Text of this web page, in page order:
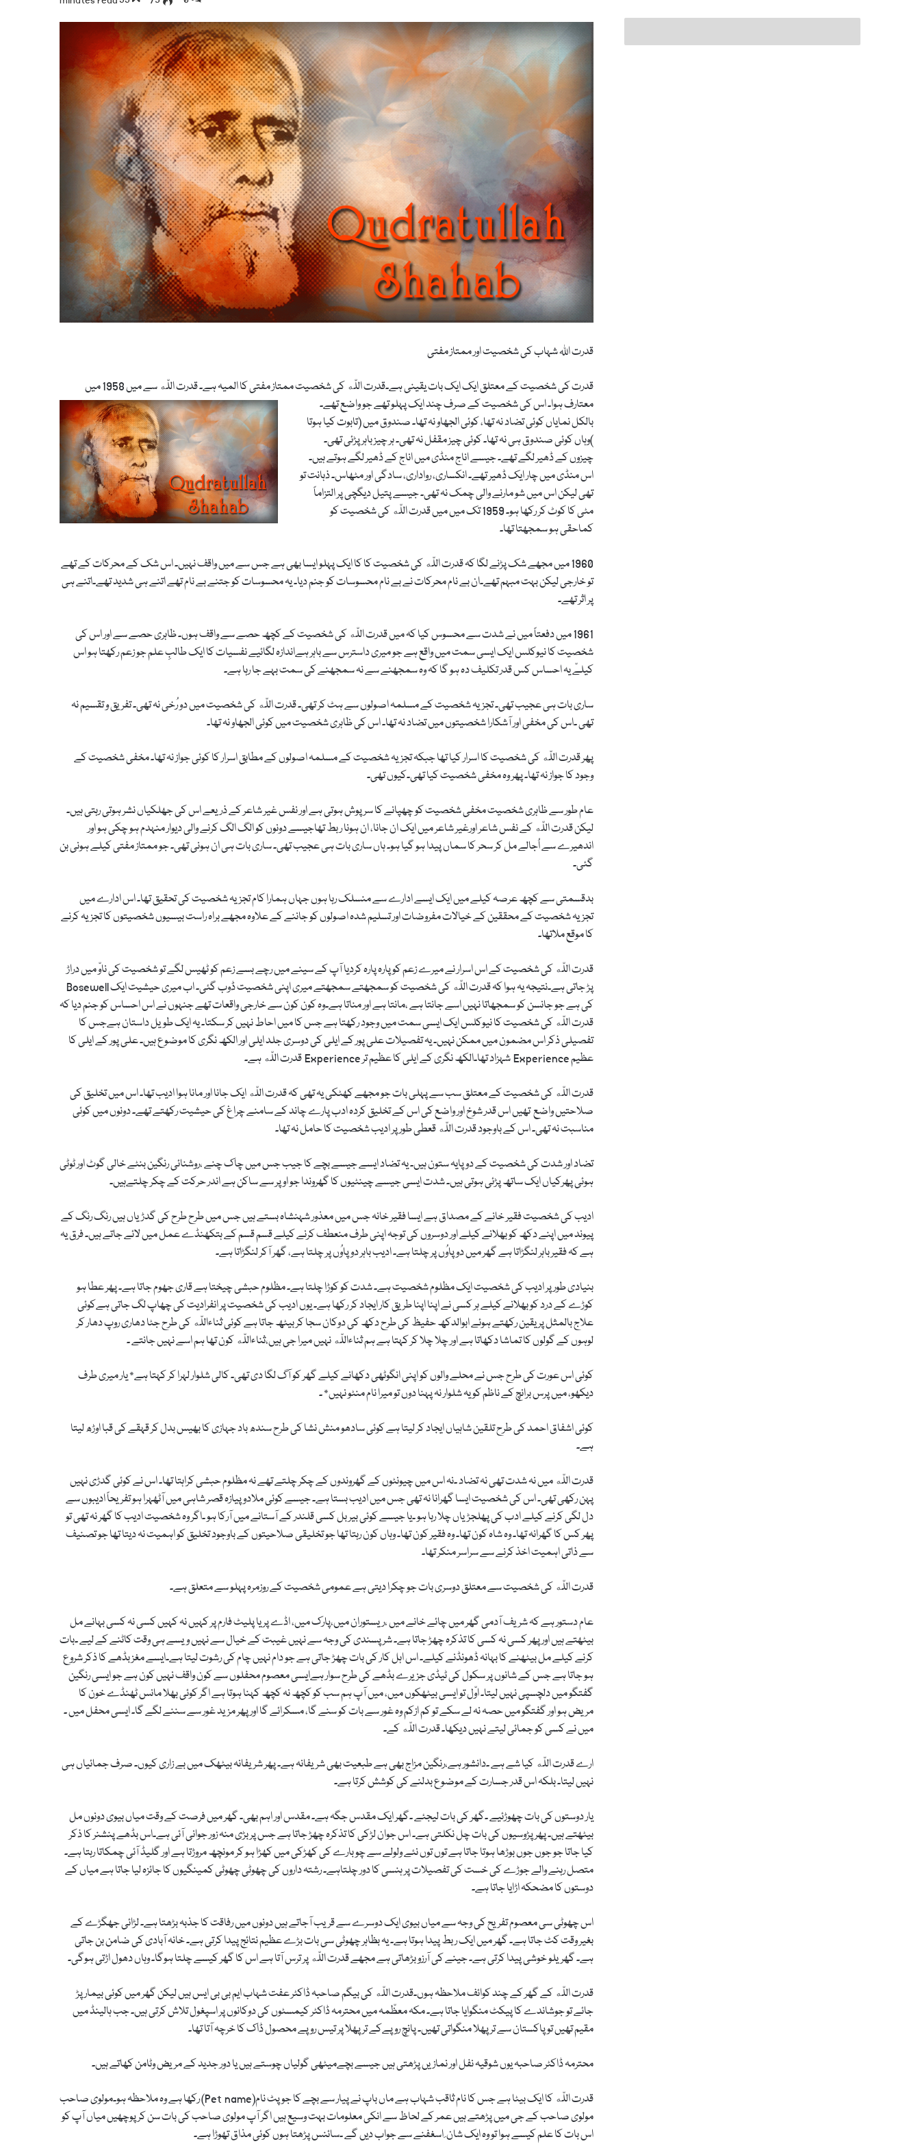
قدرت اللہ شہاب کی شخصیت اور ممتاز مفتی
قدرت کی شخصیت کے معتلق ایک ایک بات یقینی ہے۔قدرت اللّه کی شخصیت ممتاز مفتی کا المیہ ہے۔ قدرت اللّه سے میں 1958 میں
معتارف ہوا۔ اس کیشخصیت کے صرف چند ایک پہلو تھے جو واضع تھے۔
بالکل نمایاں کوئی تضاد نہ تھا، کوئی الجھاو نہ تھا۔ صندوق میں (تابوت کیا ہوتا
)وہاں کوئی صندوق ہی نہ تھا۔ کوئی چیز مقفل نہ تھی۔ ہر چیز باہر پڑئی تھی۔
چیزوں کے ڈھیر لگے تھے۔ جیسے اناج منڈی میں اناج کے ڈھیر لگے ہوتے ہیں۔
اس منڈی میں چار ایک ڈھیر تھے۔ انکساری، رواداری، سادگی اور مٹھاس۔ ذہانت تو
تھی لیکن اس میں شو مارنے والی چمک نہ تھی۔ جیسے پتیل دیگچی پر التزاماً
مٹی کا کوٹ کر رکھا ہو۔ 1959 تک میں میں قدرت اللّه کی شخصیت کو
کماحقی ہو سمجھتا تھا۔
1960 میں مجھے شک پڑنے لگا کہ قدرت اللّه کی شخصیت کا کا ایک پہلو ایسا بھی ہے جس سے میں واقف نہیں۔ اس شک کے محرکات کے تھے
تو خارجی لیکن بہت مبہم تھے۔ان بے نام محرکات نے بے نام محسوسات کو جنم دیا۔ یہ محسوسات کو جتنے بے نام تھے اتنے ہی شدید تھے۔اتنے ہی
پر اثر تھے۔
1961 میں دفعتاً میں نے شدت سے محسوس کیا کہ میں قدرت اللّه کی شخصیت کے کچھ حصے سے واقف ہوں۔ ظاہری حصے سے اور اس کی
شخصیت کا نیوکلس ایک ایسی سمت میں واقع ہے جو میری داسترس سے باہر ہےاندازہ لگائیے نفسیات کا ایک طالبِ علم جو زعم رکھتا ہو اس
کیلےّ یہ احساس کس قدر تکلیف دہ ہو گا کہ وہ سمجھنے سے نہ سمجھنے کی سمت بہے جا رہا ہے۔
ساری بات ہی عجیب تھی۔ تجزیہ شخصیت کے مسلمہ اصولوں سے ہٹ کر تھی۔ قدرت اللّه کی شخصیت میں دو رُخی نہ تھی۔ تفریق و تقسیم نہ
تھی ۔اس کی مخفی اور آشکارا شخصیتوں میں تضاد نہ تھا۔ اس کی ظاہری شخصیت میں کوئی الجھاو نہ تھا۔
پھر قدرت اللّه کی شخصیت کا اسرار کیا تھا جبکہ تجزیہ شخصیت کے مسلمہ اصولوں کے مطابق اسرار کا کوئی جواز نہ تھا۔ مخفی شخصیت کے
وجود کا جواز نہ تھا۔ پھر وہ مخفی شخصیت کیا تھی۔کیوں تھی۔
عام طور سے ظاہری شخصیت مخفی شخصیت کو چھپانے کا سرپوش ہوتی ہے اور نفس غیر شاعر کے ذریعے اس کی جھلکیاں نشر ہوتی رہتی ہیں۔
لیکن قدرت اللّه کے نفس شاعر اورغیر شاعر میں ایک ان جانا، ان ہونا ربط تھاجیسے دونوں کو الگ الگ کرنے والی دیوار منہدم ہو چکی ہو اور
اندھیرے سے اُجالے مل کر سحر کا سماں پیدا ہو گیا ہو۔ ہاں ساری بات ہی عجیب تھی۔ ساری بات ہی ان ہونی تھی۔ جو ممتاز مفتی کیلے ہونی بن
گئی۔
بدقسمتی سے کچھ عرصہ کیلے میں ایک ایسے ادارے سے منسلک رہا ہوں جہاں ہمارا کام تجزیہ شخصیت کی تحقیق تھا۔ اس ادارے میں
تجزیہ شخصیت کے محققین کے خیالات مفروضات اور تسلیم شدہ اصولوں کو جاننے کے علاوہ مجھے براہ راست بیسیوں شخصیتوں کا تجزیہ کرنے
کا موقع ملاتھا۔
قدرت اللّه کی شخصیت کے اس اسرار نے میرے زعم کو پارہ پارہ کردیا آپ کے سینے میں رچے بسے زعم کو ٹھیس لگے تو شخصیت کی ناوّ میں دراڑ
پڑ جاتی ہے۔نتیجہ یہ ہوا کہ قدرت اللّه کی شخصیت کو سمجھتے سمجھتے میری اپنی شخصیت ڈوب گئی۔ اب میری حیشیت ایک Bosewell
کی ہے جو جانسن کو سمجھاتا نہیں اسے جانتا ہے ،مانتا ہے اور مناتا ہے۔وہ کون کون سے خارجی واقعات تھے جنہوں نے اس احساس کو جنم دیا کہ
قدرت اللّه کی شخصیت کا نیوکلس ایک ایسی سمت میں وجود رکھتا ہے جس کا میں احاط نہیں کر سکتا۔ یہ ایک طویل داستان ہےجس کا
تفصیلی ذکر اس مضمون میں ممکن نہیں۔ یہ تفصیلات علی پور کے ایلی کی دوسری جلد ایلی اور الکھ نگری کا موضوع ہیں۔ علی پور کے ایلی کا
عظیم Experience شہزاد تھا۔الکھ نگری کے ایلی کا عظیم تر Experience قدرت اللّه ہے۔
قدرت اللّه کی شخصیت کے معتلق سب سے پہلی بات جو مجھے کھٹکی یہ تھی کہ قدرت اللّه ایک جانا اور مانا ہوا ادیب تھا۔ اس میں تخلیق کی
صلاحتیں واضع تھیں اس قدر شوخ اور واضع کی اس کے تخلیق کردہ ادب پارے چاند کے سامنے چراغ کی حیشیت رکھتے تھے۔ دونوں میں کوئی
مناسبت نہ تھی۔ اس کے باوجود قدرت اللّه قعطی طور پر ادیب شخصیت کا حامل نہ تھا۔
تضاد اور شدت کی شخصیت کے دوپایہ ستون ہیں۔ یہ تضاد ایسے جیسے بچے کا جیب جس میں چاک چنے ،روشنائی رنگین بنٹے خالی گوٹ اور ٹوٹی
ہوئی پھرکیاں ایک ساتھ پڑئی ہوتی ہیں۔ شدت ایسی جیسے چینٹیوں کا گھروندا جو اوپر سے ساکن ہے اندر حرکت کے چکر چلتےہیں۔
ادیب کی شخصیت فقیر خانے کے مصداق ہے ایسا فقیر خانہ جس میں معذور شہنشاہ بستے ہیں جس میں طرح طرح کی گدڑیاں ہیں رنگ رنگ کے
پیوند میں اپنے دکھ کو بھلانے کیلے اور دوسروں کی توجہ اپنی طرف منعطف کرنے کیلے قسم قسم کے ہتکھنڈے عمل میں لائے جاتے ہیں۔ فرق یہ
ہے کہ فقیر باہر لنگڑاتا ہے گھر میں دو پاوُں پر چلتا ہے۔ ادیب باہر دوپاوُں پر چلتا ہے، گھر آکر لنگڑاتا ہے۔
بنیادی طور پر ادیب کی شخصیت ایک مظلوم شخصیت ہے۔ شدت کو کوڑا چلتا ہے۔ مظلوم حبشی چیختا ہے قاری جھوم جاتا ہے۔ پھر عطا ہو
کوڑے کے درد کو بھلانے کیلے ہر کسی نے اپنا اپنا طریق کار ایجاد کر رکھا ہے۔ یوں ادیب کی شخصیت پر انفرادیت کی چھاپ لگ جاتی ہےکوئی
علاج بالمثل پر یقین رکھتے ہوئے ابوالدکھ حفیظ کی طرح دکھ کی دوکان سجا کر بیٹھ جاتا ہے کوئی ثناءاللّه کی طرح جٹا دھاری روپ دھار کر
لوہوں کے گولوں کا تماشا دکھاتا ہے اور چلا چلا کر کہتا ہے ہم ثناءاللّه نہیں میرا جی ہیں،ثناءاللّه کون تھا ہم اسے نہیں جانتے ۔
کوئی اس عورت کی طرح جس نے محلے والوں کو اپنی انگوٹھی دکھانے کیلے گھر کو آگ لگا دی تھی۔ کالی شلوار لہرا کر کہتا ہے* یار میری طرف
دیکھو، میں پرس برانچ کے ناظم کو یہ شلوار نہ پہنا دوں تو میرا نام منٹو نہیں* ۔
کوئی اشفاق احمد کی طرح تلقین شاہیاں ایجاد کر لیتا ہے کوئی سادھو منش نشا کی طرح سندھ باد جہازی کا بھیس بدل کر قہقے کی قبا اوڑھ لیتا
ہے۔
قدرت اللّه میں نہ شدت تھی نہ تضاد ۔نہ اس میں چیونٹوں کے گھروندوں کے چکر چلتے تھے نہ مظلوم حبشی کراہتا تھا۔ اس نے کوئی گدڑی نہیں
پہن رکھی تھی۔ اس کی شخصیت ایسا گھرانا نہ تھی جس میں ادیب بستا ہے۔ جیسے کوئی ملادو پیازہ قصر شاہی میں آٹھہرا ہو تفریحاً ادیبوں سے
دل لگی کرنے کیلے ادب کی پھلجڑیاں چلا رہا ہو ۔یا جیسے کوئی بیربل کسی قلندر کے آستانے میں آرکا ہو ۔اگر وہ شخصیت ادیب کا گھر نہ تھی تو
پھر کس کا گھرانہ تھا۔ وہ شاہ کون تھا۔ وہ فقیر کون تھا۔ وہاں کون رہتا تھا جو تخلیقی صلاحیتوں کے باوجود تخلیق کو اہمیت نہ دیتا تھا جو تصنیف
سے ذاتی اہمیت اخذ کرنے سے سراسر منکر تھا۔
قدرت اللّه کی شخصیت سے معتلق دوسری بات جو چکرا دیتی ہے عمومی شخصیت کے روزمرہ پہلو سے متعلق ہے۔
عام دستور ہے کہ شریف آدمی گھر میں چائے خانے میں ،ریستوران میں،پارک میں، اڈے پر یا پلیٹ فارم پر کہیں نہ کہیں کسی نہ کسی بہانے مل
بیٹھتے ہیں اور پھر کسی نہ کسی کا تذکرہ چھڑ جاتا ہے۔ شر پسندی کی وجہ سے نہیں غیبت کے خیال سے نہیں ویسے ہی وقت کاٹنے کے لیے ۔بات
کرنے کیلے مل بیٹھنے کا بہانہ ڈھونڈنے کیلے۔ اس اہل کار کی بات چھڑ جاتی ہے جو دام نہیں چام کی رشوت لیتا ہے۔ایسے مغز بڈھے کا ذکر شروع
ہو جاتا ہے جس کے شانوں پر سکول کی ٹیڈی جزیرے بڈھے کی طرح سوار ہےایسی معصوم محفلوں سے کون واقف نہیں کون ہے جو ایسی رنگین
گفتگو میں دلچسپی نہیں لیتا۔ اوّل تو ایسی بیٹھکوں میں، میں آپ ہم سب کو کچھ نہ کچھ کہنا ہوتا ہے اگر کوئی بھلا مانس ٹھنڈے خون کا
مریض ہو اور گفتگو میں حصہ نہ لے سکے تو کم ازکم وہ غور سے بات کو سنے گا، مسکرائے گا اور پھر مزید غور سے سننے لگے گا۔ ایسی محفل میں ۔
میں نے کسی کو جمائی لیتے نہیں دیکھا۔ قدرت اللّه کے۔
ارے قدرت اللّه کیا شے ہے ۔دانشور ہے،رنگین مزاج بھی ہے طبعیت بھی شریفانہ ہے۔ پھر شریفانہ بیٹھک میں بے زاری کیوں۔ صرف جمائیاں ہی
نہیں لیتا۔ بلکہ اس قدر جسارت کے موضوع بدلنے کی کوشش کرتا ہے۔
یار دوستوں کی بات چھوڑئیے ۔گھر کی بات لیجئے ۔گھر ایک مقدس جگہ ہے۔ مقدس اور اہم بھی۔ گھر میں فرصت کے وقت میاں بیوی دونوں مل
بیٹھتے ہیں۔ پھر پڑوسیوں کی بات چل نکلتی ہے۔ اس جوان لڑکی کا تذکرہ چھڑ جاتا ہے جس پر بڑی منہ زور جوانی آئی ہے۔اس بڈھے پنشنر کا ذکر
کیا جاتا جو جوں جوں بوڑھا ہوتا جاتا ہے توں توں نئے ولولے سے چوبارے کی کھڑکی میں کھڑا ہو کر مونچھ مروڑتا ہے اور گلیڈ آئی چمکاتا رہتا ہے۔
متصل رہنے والے جوڑے کی خست کی تفصیلات پر ہنسی کا دور چلتاہے۔ رشتہ داروں کی چھوٹی چھوٹی کمینگیوں کا جائزہ لیا جاتا ہے میاں کے
دوستوں کا مضحکہ اڑایا جاتا ہے۔
اس چھوٹی سی معصوم تفریح کی وجہ سے میاں بیوی ایک دوسرے سے قریب آجاتے ہیں دونوں میں رفاقت کا جذبہ بڑھتا ہے۔ لڑائی جھگڑے کے
بغیر وقت کٹ جاتا ہے۔ گھر میں ایک ربط پیدا ہوتا ہے۔ یہ بظاہر چھوٹی سی بات بڑے عظیم نتائج پیدا کرتی ہے۔ خانہ آبادی کی ضامن بن جاتی
ہے۔ گھریلو خوشی پیدا کرتی ہے۔ جینے کی آرزو بڑھاتی ہے مجھے قدرت اللّه پر ترس آتا ہے اس کا گھر کیسے چلتا ہوگا۔ وہاں دھول اڑتی ہوگی۔
قدرت اللّه کے گھر کے چند کوائف ملاحظہ ہوں۔قدرت اللّه کی بیگم صاحبہ ڈاکٹر عفت شہاب ایم بی بی ایس ہیں لیکن گھر میں کوئی بیمار پڑ
جائے تو جوشاندے کا پیکٹ منگوایا جاتا ہے۔ مکہ معظّمہ میں محترمہ ڈاکٹر کیمسٹوں کی دوکانوں پر اسپغول تلاش کرتی ہیں۔ جب ہالینڈ میں
مقیم تھیں تو پاکستان سے ترپھلا منگواتی تھیں۔ پانچ روپےکے ترپھلا پر تیس روپے محصول ڈاک کا خرچہ آتا تھا۔
محترمہ ڈاکٹر صاحبہ یوں شوقیہ نفل اور نمازیں پڑھتی ہیں جیسے بچےمیٹھی گولیاں چوستے ہیں یا دور جدید کے مریض وٹامن کھاتے ہیں۔
قدرت اللّه کا ایک بیٹا ہے جس کا نام ثاقب شہاب ہے ماں باپ نے پیار سے بچے کا جو پٹ نام(Pet name) رکھا ہے وہ ملاحظہ ہو۔مولوی صاحب
مولوی صاحب کے جی میں پڑھتے ہیں عمر کے لحاظ سے انکی معلومات بہت وسیع ہیں اگر آپ مولوی صاحب کی بات سن کر پوچھیں میاں آپ کو
اس بات کا علم کیسے ہوا تو وہ ایک شان ِ اسغفنے سے جواب دیں گے ۔سائنس پڑھتا ہوں کوئی مذاق تھوڑا ہے۔